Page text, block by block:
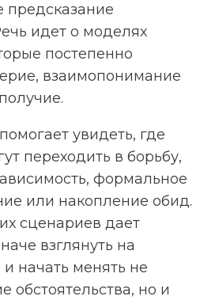
предсказание
идет о моделях
постепенно
взаимопонимание
увидеть, где
переходить в борьбу,
формальное
или накопление обид.
сценариев дает
взглянуть на
начать менять не
обстоятельства, но и